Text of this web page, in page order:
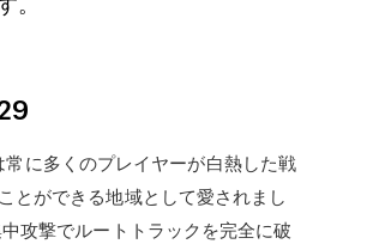
に多くのプレイヤーが白熱した戦
とができる地域として愛されまし
攻撃でルートトラックを完全に破